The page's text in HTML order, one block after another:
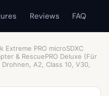
Reviews FAQ
Extreme PRO microSDXC
& RescuePRO Deluxe (Für
A2, Class 10, V30,